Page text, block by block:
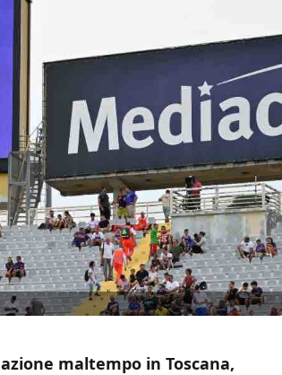
maltempo in Toscana,